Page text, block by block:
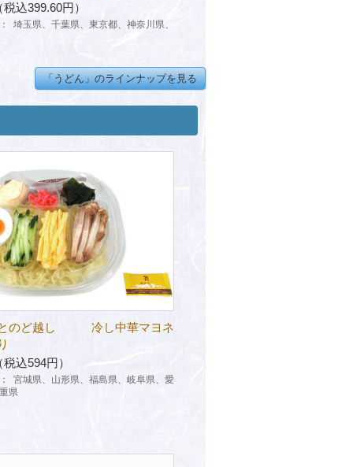
込399.60円）
埼玉県、千葉県、東京都、神奈川県、
「うどん」のラインナップを見る
とのど越し 冷し中華マヨネ
込594円）
宮城県、山形県、福島県、岐阜県、愛
県